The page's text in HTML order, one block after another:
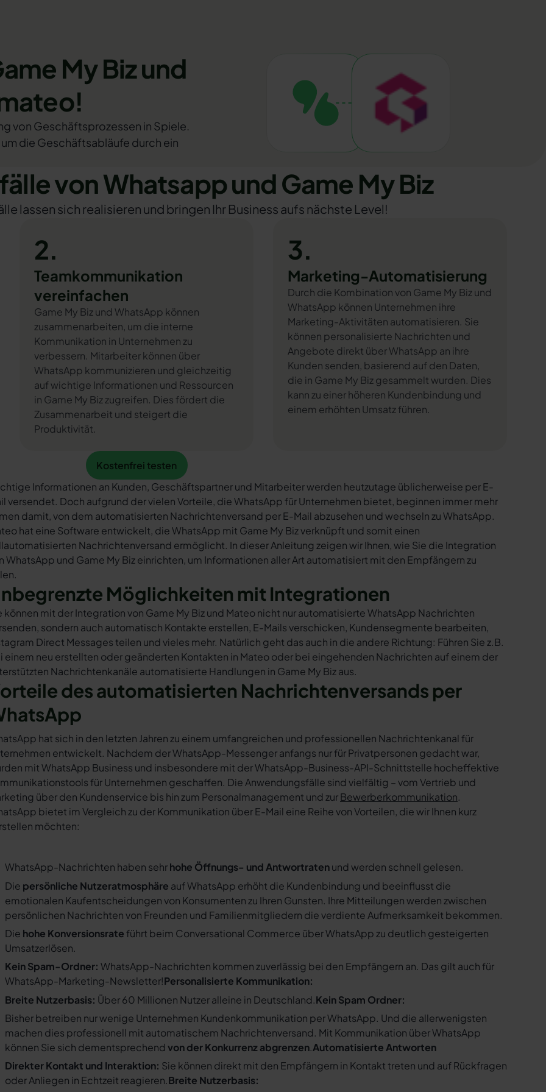
My Biz und
von Geschäftsprozessen in Spiele.
die Geschäftsabläufe durch ein
von Whatsapp und Game My Biz
lassen sich realisieren und bringen Ihr Business aufs nächste Level!
2.
Teamkommunikation
vereinfachen
Game My Biz und WhatsApp können
zusammenarbeiten, um die interne
Kommunikation in Unternehmen zu
verbessern. Mitarbeiter können über
WhatsApp kommunizieren und gleichzeitig
auf wichtige Informationen und Ressourcen
in Game My Biz zugreifen. Dies fördert die
Zusammenarbeit und steigert die
Produktivität.
3.
Marketing-Automatisierung
Durch die Kombination von Game My Biz und
WhatsApp können Unternehmen ihre
Marketing-Aktivitäten automatisieren. Sie
können personalisierte Nachrichten und
Angebote direkt über WhatsApp an ihre
Kunden senden, basierend auf den Daten,
die in Game My Biz gesammelt wurden. Dies
kann zu einer höheren Kundenbindung und
einem erhöhten Umsatz führen.
Kostenfrei testen
Kostenfrei testen
Informationen an Kunden, Geschäftspartner und Mitarbeiter werden heutzutage üblicherweise per E-
versendet. Doch aufgrund der vielen Vorteile, die WhatsApp für Unternehmen bietet, beginnen immer mehr
damit, von dem automatisierten Nachrichtenversand per E-Mail abzusehen und wechseln zu WhatsApp.
hat eine Software entwickelt, die WhatsApp mit Game My Biz verknüpft und somit einen
Nachrichtenversand ermöglicht. In dieser Anleitung zeigen wir Ihnen, wie Sie die Integration
WhatsApp und Game My Biz einrichten, um Informationen aller Art automatisiert mit den Empfängern zu
Möglichkeiten mit Integrationen
können mit der Integration von Game My Biz und Mateo nicht nur automatisierte WhatsApp Nachrichten
sondern auch automatisch Kontakte erstellen, E-Mails verschicken, Kundensegmente bearbeiten,
Direct Messages teilen und vieles mehr. Natürlich geht das auch in die andere Richtung: Führen Sie z.B.
einem neu erstellten oder geänderten Kontakten in Mateo oder bei eingehenden Nachrichten auf einem der
Nachrichtenkanäle automatisierte Handlungen in Game My Biz aus.
des automatisierten Nachrichtenversands per
hat sich in den letzten Jahren zu einem umfangreichen und professionellen Nachrichtenkanal für
entwickelt. Nachdem der WhatsApp-Messenger anfangs nur für Privatpersonen gedacht war,
mit WhatsApp Business und insbesondere mit der WhatsApp-Business-API-Schnittstelle hocheffektive
für Unternehmen geschaffen. Die Anwendungsfälle sind vielfältig – vom Vertrieb und
über den Kundenservice bis hin zum Personalmanagement und zurBewerberkommunikation.
bietet im Vergleich zu der Kommunikation über E-Mail eine Reihe von Vorteilen, die wir Ihnen kurz
möchten:
WhatsApp-Nachrichten haben sehrhohe Öffnungs- und Antwortratenund werden schnell gelesen.
Die persönliche Nutzeratmosphäre auf WhatsApp erhöht die Kundenbindung und beeinflusst die
emotionalen Kaufentscheidungen von Konsumenten zu Ihren Gunsten. Ihre Mitteilungen werden zwischen
persönlichen Nachrichten von Freunden und Familienmitgliedern die verdiente Aufmerksamkeit bekommen.
Die hohe Konversionsrate führt beim Conversational Commerce über WhatsApp zu deutlich gesteigerten
Umsatzerlösen.
Kein Spam-Ordner: WhatsApp-Nachrichten kommen zuverlässig bei den Empfängern an. Das gilt auch für
WhatsApp-Marketing-Newsletter!Personalisierte Kommunikation:
Breite Nutzerbasis: Über 60 Millionen Nutzer alleine in Deutschland.Kein Spam Ordner:
Bisher betreiben nur wenige Unternehmen Kundenkommunikation per WhatsApp. Und die allerwenigsten
machen dies professionell mit automatischem Nachrichtenversand. Mit Kommunikation über WhatsApp
können Sie sich dementsprechendvon der Konkurrenz abgrenzen.Automatisierte Antworten
Direkter Kontakt und Interaktion: Sie können direkt mit den Empfängern in Kontakt treten und auf Rückfragen
oder Anliegen in Echtzeit reagieren.Breite Nutzerbasis: